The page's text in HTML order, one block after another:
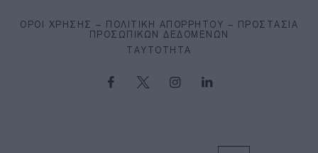
ΌΡΟΙ ΧΡΉΣΗΣ – ΠΟΛΙΤΙΚΉ ΑΠΟΡΡΉΤΟΥ – ΠΡΟΣΤΑΣΊΑ
ΠΡΟΣΩΠΙΚΏΝ ΔΕΔΟΜΈΝΩΝ
ΤΑΥΤΌΤΗΤΑ